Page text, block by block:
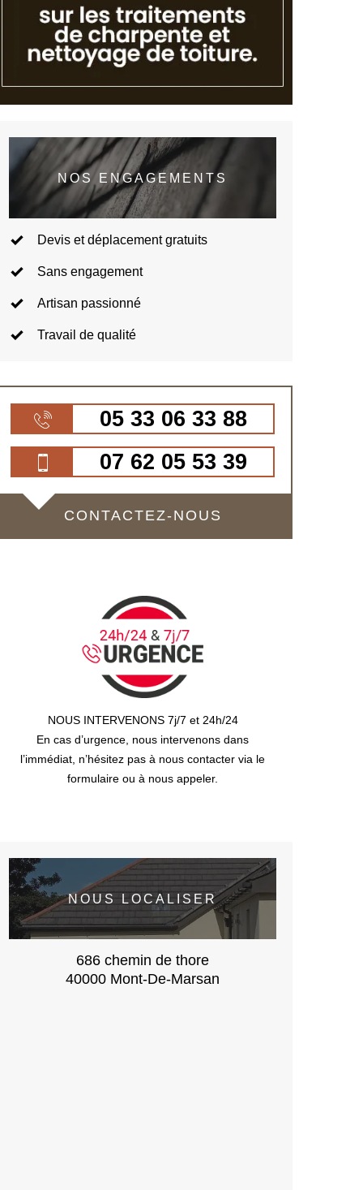
NOS ENGAGEMENTS
Devis et déplacement gratuits
Sans engagement
Artisan passionné
Travail de qualité
05 33 06 33 88
07 62 05 53 39
CONTACTEZ-NOUS
NOUS INTERVENONS 7j/7 et 24h/24
En cas d’urgence, nous intervenons dans
l’immédiat, n’hésitez pas à nous contacter via le
formulaire ou à nous appeler.
NOUS LOCALISER
686 chemin de thore
40000 Mont-De-Marsan